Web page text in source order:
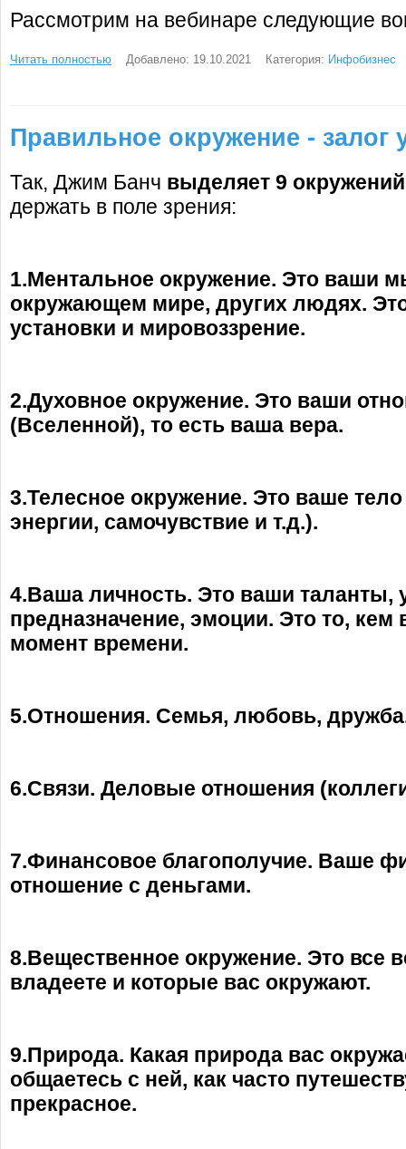
Рассмотрим на вебинаре следующие
Читать полностью Добавлено: 19.10.2021 Категория: Инфобизнес
Правильное окружение - залог
Так, Джим Банч выделяет 9 окружений
держать в поле зрения:
1.Ментальное окружение. Это ваши
окружающем мире, других людях.
установки и мировоззрение.
2.Духовное окружение. Это ваши
(Вселенной), то есть ваша вера.
3.Телесное окружение. Это ваше
энергии, самочувствие и т.д.).
4.Ваша личность. Это ваши таланты,
предназначение, эмоции. Это то,
момент времени.
5.Отношения. Семья, любовь,
6.Связи. Деловые отношения
7.Финансовое благополучие. Ваше
отношение с деньгами.
8.Вещественное окружение. Это все
владеете и которые вас окружают.
9.Природа. Какая природа вас
общаетесь с ней, как часто
прекрасное.